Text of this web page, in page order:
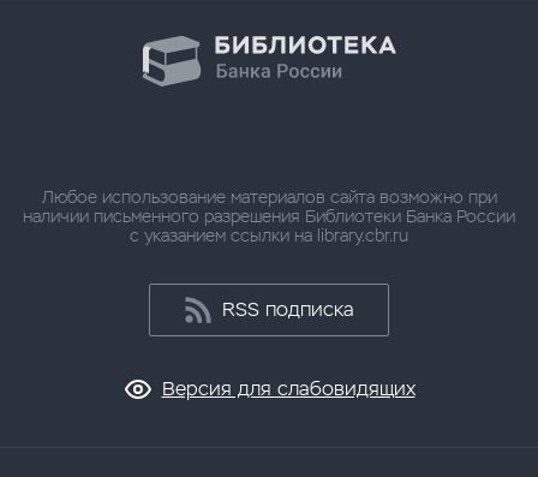
Любое использование материалов сайта возможно при
наличии письменного разрешения Библиотеки Банка России
с указанием ссылки на library.cbr.ru
RSS подписка
Версия для слабовидящих